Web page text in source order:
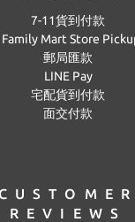
7-11貨到付款
Family Mart Store
郵局匯款
LINE Pay
宅配貨到付款
面交付款
CUSTOMER
REVIEWS